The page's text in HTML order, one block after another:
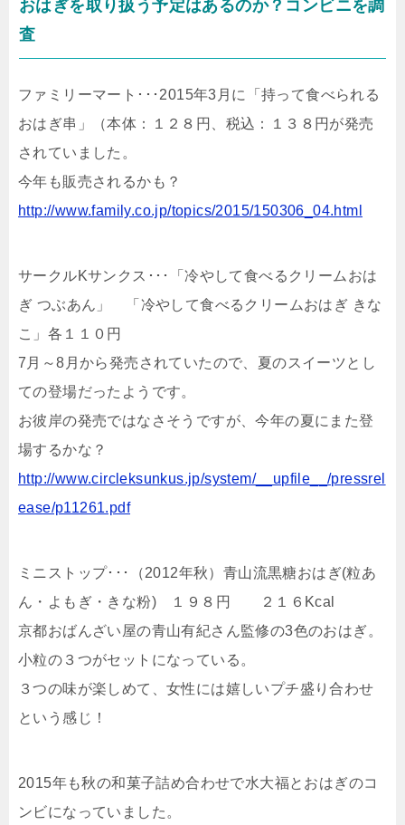
おはぎを取り扱う予定はあるのか？コンビニを調
査
ファミリーマート･･･2015年3月に「持って食べられる
おはぎ串」（本体：１２８円、税込：１３８円が発売
されていました。
今年も販売されるかも？
http://www.family.co.jp/topics/2015/150306_04.html
サークルKサンクス･･･「冷やして食べるクリームおは
ぎ つぶあん」 「冷やして食べるクリームおはぎ きな
こ」各１１０円
7月～8月から発売されていたので、夏のスイーツとし
ての登場だったようです。
お彼岸の発売ではなさそうですが、今年の夏にまた登
場するかな？
http://www.circleksunkus.jp/system/__upfile__/pressrel
ease/p11261.pdf
ミニストップ･･･（2012年秋）青山流黒糖おはぎ(粒あ
ん・よもぎ・きな粉) １９８円 ２１６Kcal
京都おばんざい屋の青山有紀さん監修の3色のおはぎ。
小粒の３つがセットになっている。
３つの味が楽しめて、女性には嬉しいプチ盛り合わせ
という感じ！
2015年も秋の和菓子詰め合わせで水大福とおはぎのコ
ンビになっていました。